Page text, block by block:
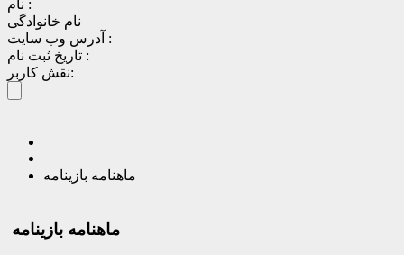
نام :
نام خانوادگی
آدرس وب سایت :
تاریخ ثبت نام :
نقش کاربر:
ماهنامه بازینامه
ماهنامه بازینامه